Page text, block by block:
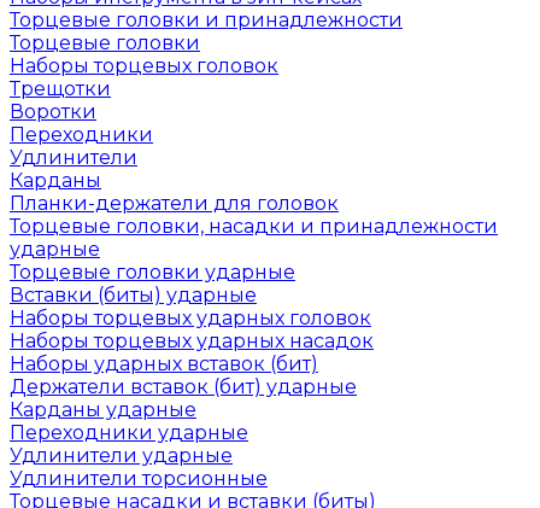
Торцевые головки и принадлежности
Торцевые головки
Наборы торцевых головок
Трещотки
Воротки
Переходники
Удлинители
Карданы
Планки-держатели для головок
Торцевые головки, насадки и принадлежности
ударные
Торцевые головки ударные
Вставки (биты) ударные
Наборы торцевых ударных головок
Наборы торцевых ударных насадок
Наборы ударных вставок (бит)
Держатели вставок (бит) ударные
Карданы ударные
Переходники ударные
Удлинители ударные
Удлинители торсионные
Торцевые насадки и вставки (биты)